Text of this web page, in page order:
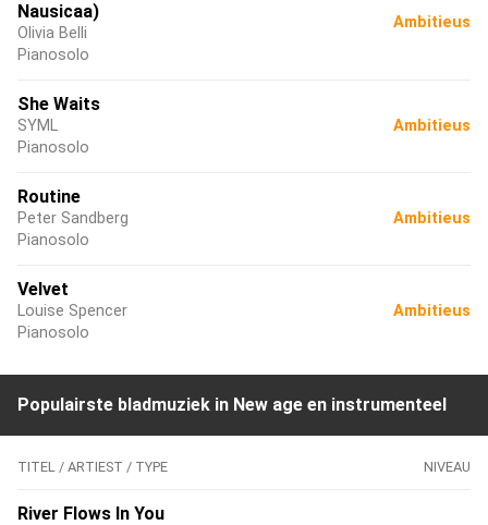
Nausicaa)
Olivia Belli
Pianosolo
Ambitieus
She Waits
SYML
Pianosolo
Ambitieus
Routine
Peter Sandberg
Pianosolo
Ambitieus
Velvet
Louise Spencer
Pianosolo
Ambitieus
Populairste bladmuziek in New age en instrumenteel
TITEL / ARTIEST / TYPE NIVEAU
River Flows In You